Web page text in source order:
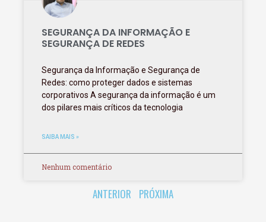
SEGURANÇA DA INFORMAÇÃO E
SEGURANÇA DE REDES
Segurança da Informação e Segurança de
Redes: como proteger dados e sistemas
corporativos A segurança da informação é um
dos pilares mais críticos da tecnologia
SAIBA MAIS »
Nenhum comentário
ANTERIOR PRÓXIMA